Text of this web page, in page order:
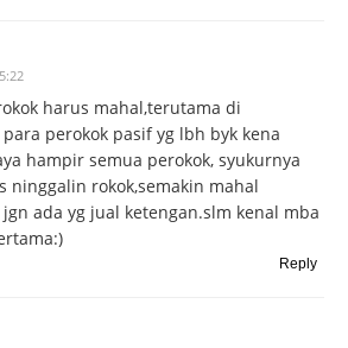
harus mahal,terutama di
perokok pasif yg lbh byk kena
hampir semua perokok, syukurnya
ninggalin rokok,semakin mahal
ada yg jual ketengan.slm kenal mba
Reply